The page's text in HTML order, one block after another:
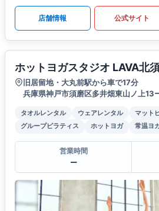
店舗情報 公式サイト
ホットヨガスタジオ LAVA北
旧居留地・大丸前駅から車で17分
兵庫県神戸市須磨区多井畑東山ノ上13
タオルレンタル ウェアレンタル
マット
グループピラティス
ホットヨガ 常温ヨ
営業時間
ー